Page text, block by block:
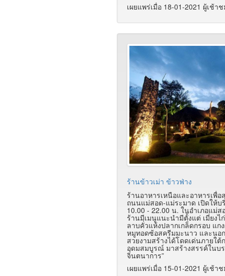
เผยแพร่เมื่อ 18-01-2021 ผู้เช้า
ร้านข้าวเม่า ข้าวฟ่าง
ร้านอาหารเหนือและอาหารเพื่
ถนนแม่สอด-แม่ระมาด เปิดให้บ
10.00 - 22.00 น. ในอำเภอแม่
ร้านมีเมนูแนะนำมีตั้งแต่ เมี่ยงไ
ลาบคั่วแห้งปลากเกล็ดกรอบ แก
หมูทอดซ้อสครีมมะนาว และนอ
สวยงามสร้างได้โดดเด่นภายใ
อุดมสมบูรณ์ มาสร้างสรรค์ในบ
จินตนาการ”
เผยแพร่เมื่อ 15-01-2021 ผู้เช้า